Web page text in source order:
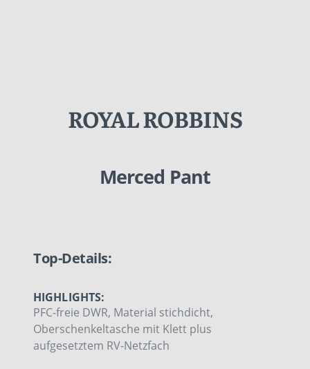
ROYAL ROBBINS
Merced Pant
Top-Details:
HIGHLIGHTS:
PFC-freie DWR, Material stichdicht,
Oberschenkeltasche mit Klett plus
aufgesetztem RV-Netzfach